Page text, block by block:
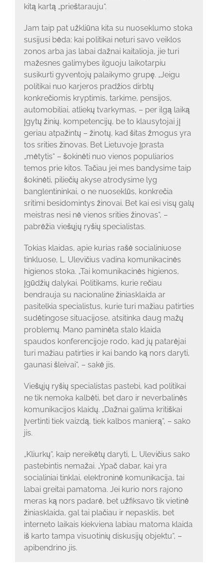
kitą kartą „prieštarauju“.
Jam taip pat užkliūna kita su nuoseklumo stoka
susijusi bėda: kai politikai neturi savo veiklos
zonos arba jas labai dažnai kaitalioja, jie turi
mažesnes galimybes ilguoju laikotarpiu
susikurti gyventojų palaikymo grupę. „Jeigu
politikai nuo karjeros pradžios dirbtų
konkrečiomis kryptimis, tarkime, pensijos,
automobiliai, atliekų tvarkymas, – per ilgą laiką
įgytų žinių, kompetencijų, be to klausytojai jį
geriau atpažintų – žinotų, kad šitas žmogus yra
tos srities žinovas. Bet Lietuvoje įprasta
„mėtytis“ – šokinėti nuo vienos populiarios
temos prie kitos. Tačiau jei mes bandysime taip
šokinėti, piliečių akyse atrodysime lyg
banglentininkai, o ne nuoseklūs, konkrečia
sritimi besidomintys žinovai. Bet kai esi visų galų
meistras nesi nė vienos srities žinovas“, –
pabrėžia viešųjų ryšių specialistas.
Tokias klaidas, apie kurias rašė socialiniuose
tinkluose, L. Ulevičius vadina komunikacinės
higienos stoka. „Tai komunikacinės higienos,
įgūdžių dalykai. Politikams, kurie rečiau
bendrauja su nacionaline žiniasklaida ar
pasitelkia specialistus, kurie turi mažiau patirties
sudėtingose situacijose, atsitinka daug mažų
problemų. Mano paminėta stalo klaida
spaudos konferencijoje rodo, kad jų patarėjai
turi mažiau patirties ir kai bando ką nors daryti,
gaunasi šleivai“, – sakė jis.
Viešųjų ryšių specialistas pastebi, kad politikai
ne tik nemoka kalbėti, bet daro ir neverbalinės
komunikacijos klaidų. „Dažnai galima kritiškai
įvertinti tiek vaizdą, tiek kalbos manierą“, – sako
jis.
„Kliurkų“, kaip nereikėtų daryti, L. Ulevičius sako
pastebintis nemažai. „Ypač dabar, kai yra
socialiniai tinklai, elektroninė komunikacija, tai
labai greitai pamatoma. Jei kurio nors rajono
meras ką nors padarė, bet užfiksavo tik vietinė
žiniasklaida, gal tai plačiau ir nepasklis, bet
interneto laikais kiekviena labiau matoma klaida
iš karto tampa visuotinių diskusijų objektu“, –
apibendrino jis.